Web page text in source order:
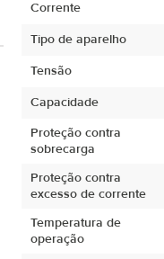
Corrente
Tipo de aparelho
Tensão
Capacidade
Proteção contra
sobrecarga
Proteção contra
excesso de corrente
Temperatura de
operação